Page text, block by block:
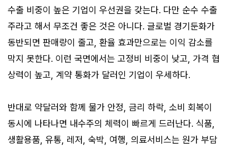
수출 비중이 높은 기업이 우선권을 갖는다. 다만 순수 수출
주라고 해서 무조건 좋은 것은 아니다. 글로벌 경기둔화가
동반되면 판매량이 줄고, 환율 효과만으로는 이익 감소를
막지 못한다. 이런 국면에서는 고정비 비중이 낮고, 가격 협
상력이 높고, 계약 통화가 달러인 기업이 우세하다.
반대로 약달러와 함께 물가 안정, 금리 하락, 소비 회복이
동시에 나타나면 내수주의 체력이 빠르게 드러난다. 식품,
생활용품, 유통, 레저, 숙박, 여행, 의료서비스는 원가 부담